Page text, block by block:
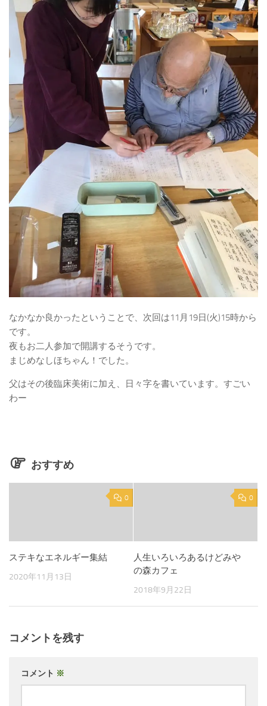
なかなか良かったということで、次回は11月19日(火)15時から
です。
夜もお二人参加で開講するそうです。
まじめなしほちゃん！でした。
父はその後臨床美術に加え、日々字を書いています。すごい
わー
おすすめ
0
ステキなエネルギー集結
2020年11月13日
0
人生いろいろあるけどみや
の森カフェ
2018年9月22日
コメントを残す
コメント ※